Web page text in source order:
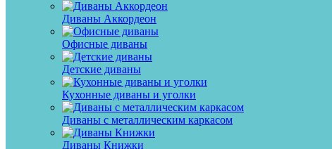
Диваны Аккордеон
Офисные диваны
Детские диваны
Кухонные диваны и уголки
Диваны с металлическим каркасом
Диваны Книжки